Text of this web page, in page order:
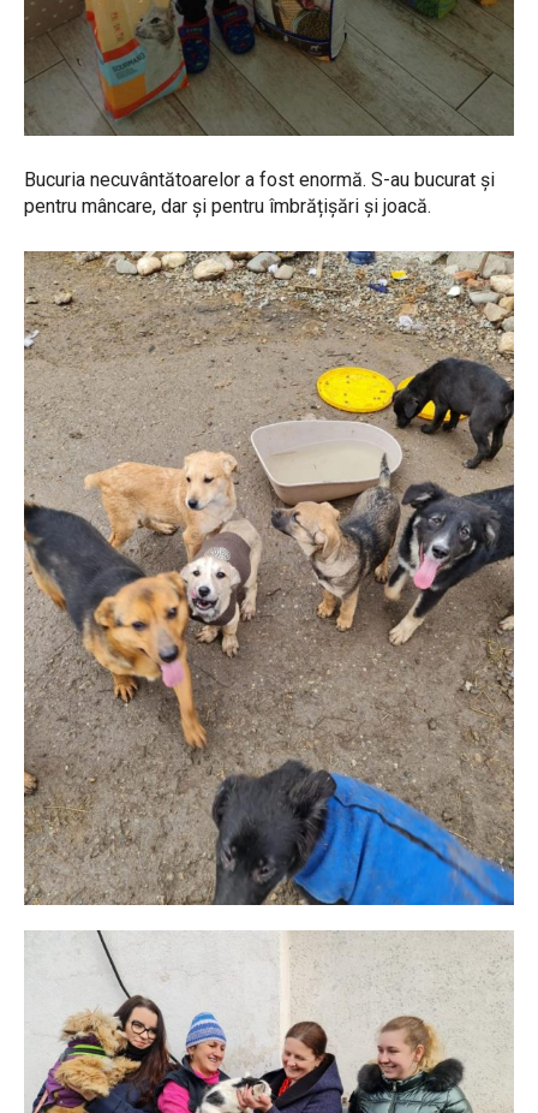
Bucuria necuvântătoarelor a fost enormă. S-au bucurat și
pentru mâncare, dar și pentru îmbrățișări și joacă.